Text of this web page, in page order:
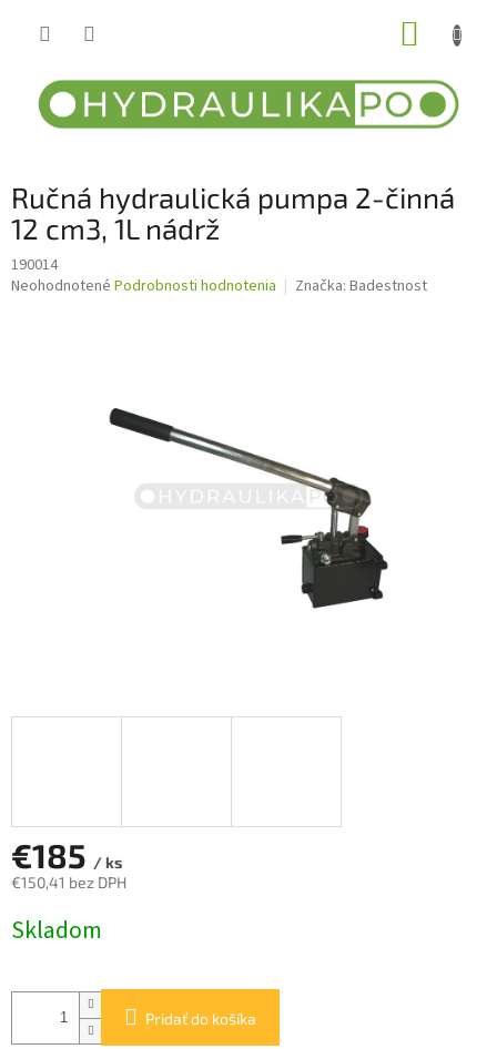
Ručná hydraulická pumpa 2-činná
12 cm3, 1L nádrž
190014
Priemerné
Neohodnotené Podrobnosti hodnotenia Značka: Badestnost
€185 / ks
€150,41 bez DPH
cena:
Skladom
Pridať do košíka